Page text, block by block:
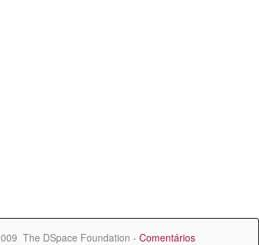
The DSpace Foundation - Comentários